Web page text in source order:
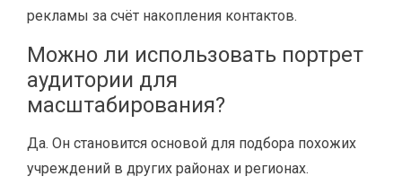
рекламы за счёт накопления контактов.
Можно ли использовать портрет
аудитории для
масштабирования?
Да. Он становится основой для подбора похожих
учреждений в других районах и регионах.